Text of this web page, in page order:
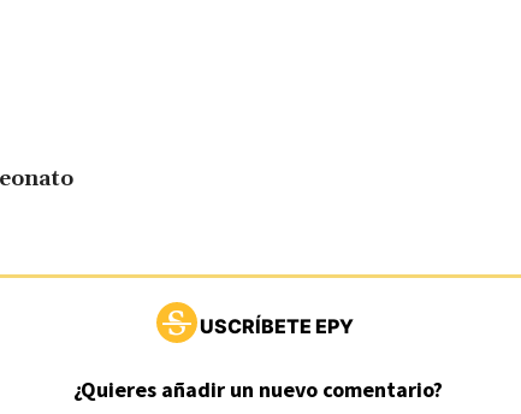
USCRÍBETE EPY
¿Quieres añadir un nuevo comentario?